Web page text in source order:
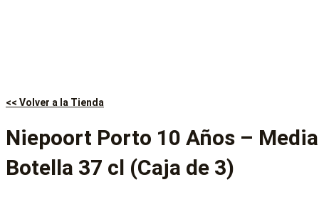
<< Volver a la Tienda
Niepoort Porto 10 Años – Media
Botella 37 cl (Caja de 3)